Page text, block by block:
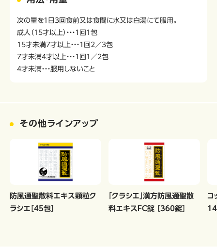
次の量を1日3回食前又は食間に水又は白湯にて服用。
成人（15才以上）・・・1回1包
15才未満7才以上・・・1回2／3包
7才未満4才以上・・・1回1／2包
4才未満・・・服用しないこと
その他ラインアップ
防風通聖散料エキス顆粒ク
ラシエ［45包］
「クラシエ」漢方防風通聖散
料エキスＦＣ錠 ［360錠］
コ